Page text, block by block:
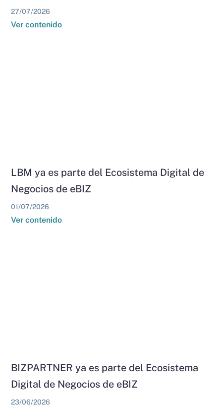
27/07/2026
Ver contenido
LBM ya es parte del Ecosistema Digital de
Negocios de eBIZ
01/07/2026
Ver contenido
BIZPARTNER ya es parte del Ecosistema
Digital de Negocios de eBIZ
23/06/2026